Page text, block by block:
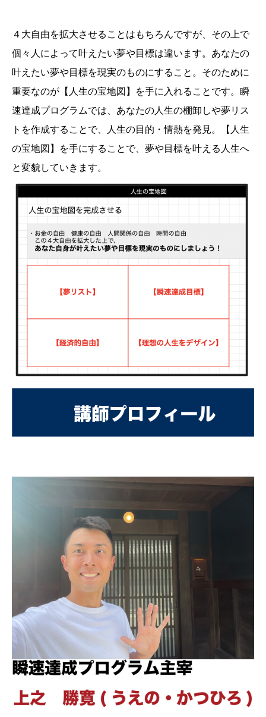
４大自由を拡大させることはもちろんですが、その上で
個々人によって叶えたい夢や目標は違います。あなたの
叶えたい夢や目標を現実のものにすること。そのために
重要なのが【人生の宝地図】を手に入れることです。瞬
速達成プログラムでは、あなたの人生の棚卸しや夢リス
トを作成することで、人生の目的・情熱を発見。【人生
の宝地図】を手にすることで、夢や目標を叶える人生へ
と変貌していきます。